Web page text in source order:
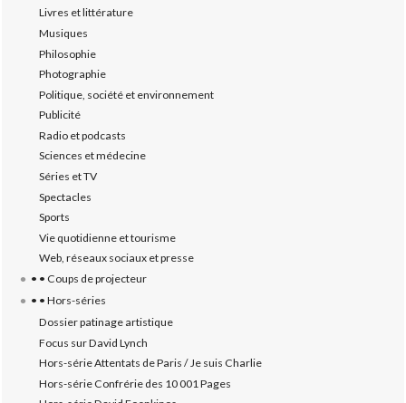
Livres et littérature
Musiques
Philosophie
Photographie
Politique, société et environnement
Publicité
Radio et podcasts
Sciences et médecine
Séries et TV
Spectacles
Sports
Vie quotidienne et tourisme
Web, réseaux sociaux et presse
• • Coups de projecteur
• • Hors-séries
Dossier patinage artistique
Focus sur David Lynch
Hors-série Attentats de Paris / Je suis Charlie
Hors-série Confrérie des 10 001 Pages